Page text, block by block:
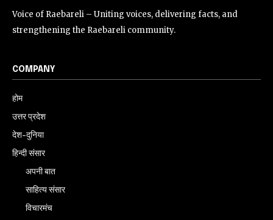
Voice of Raebareli – Uniting voices, delivering facts, and
strengthening the Raebareli community.
COMPANY
होम
उत्तर प्रदेश
देश-दुनिया
हिन्दी संसार
अपनी बात
साहित्य संसार
विचारमंच